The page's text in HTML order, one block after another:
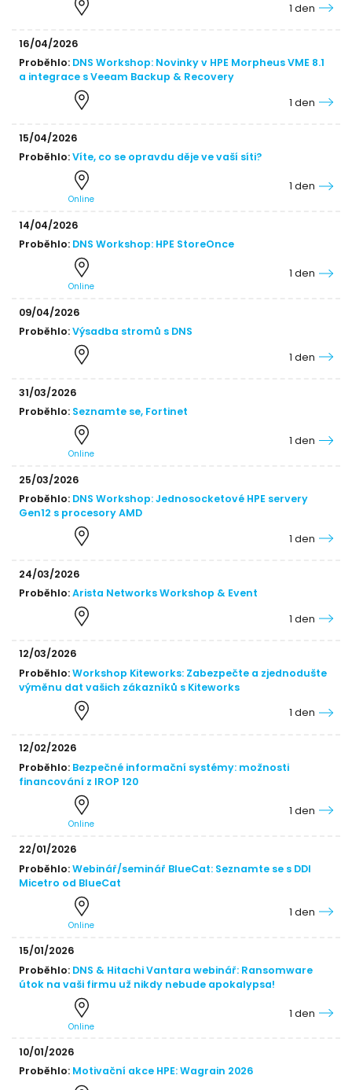
1 den
16/04/2026
Proběhlo:DNS Workshop: Novinky v HPE Morpheus VME 8.1
a integrace s Veeam Backup & Recovery
1 den
15/04/2026
Proběhlo:Víte, co se opravdu děje ve vaší síti?
Online
1 den
14/04/2026
Proběhlo:DNS Workshop: HPE StoreOnce
Online
1 den
09/04/2026
Proběhlo:Výsadba stromů s DNS
1 den
31/03/2026
Proběhlo:Seznamte se, Fortinet
Online
1 den
25/03/2026
Proběhlo:DNS Workshop: Jednosocketové HPE servery
Gen12 s procesory AMD
1 den
24/03/2026
Proběhlo:Arista Networks Workshop & Event
1 den
12/03/2026
Proběhlo:Workshop Kiteworks: Zabezpečte a zjednodušte
výměnu dat vašich zákazníků s Kiteworks
1 den
12/02/2026
Proběhlo:Bezpečné informační systémy: možnosti
financování z IROP 120
Online
1 den
22/01/2026
Proběhlo:Webinář/seminář BlueCat: Seznamte se s DDI
Micetro od BlueCat
Online
1 den
15/01/2026
Proběhlo:DNS & Hitachi Vantara webinář: Ransomware
útok na vaši firmu už nikdy nebude apokalypsa!
Online
1 den
10/01/2026
Proběhlo:Motivační akce HPE: Wagrain 2026